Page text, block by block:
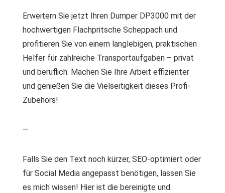
Erweitern Sie jetzt Ihren Dumper DP3000 mit der
hochwertigen Flachpritsche Scheppach und
profitieren Sie von einem langlebigen, praktischen
Helfer für zahlreiche Transportaufgaben – privat
und beruflich. Machen Sie Ihre Arbeit effizienter
und genießen Sie die Vielseitigkeit dieses Profi-
Zubehörs!
—
Falls Sie den Text noch kürzer, SEO-optimiert oder
für Social Media angepasst benötigen, lassen Sie
es mich wissen! Hier ist die bereinigte und